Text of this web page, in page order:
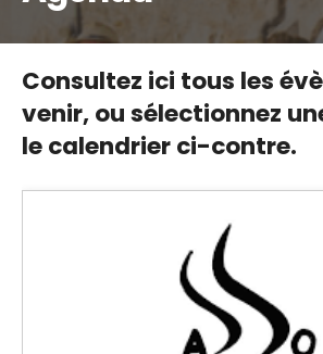
Consultez ici tous les
venir,ou sélectionnez
le calendrier ci-contre.